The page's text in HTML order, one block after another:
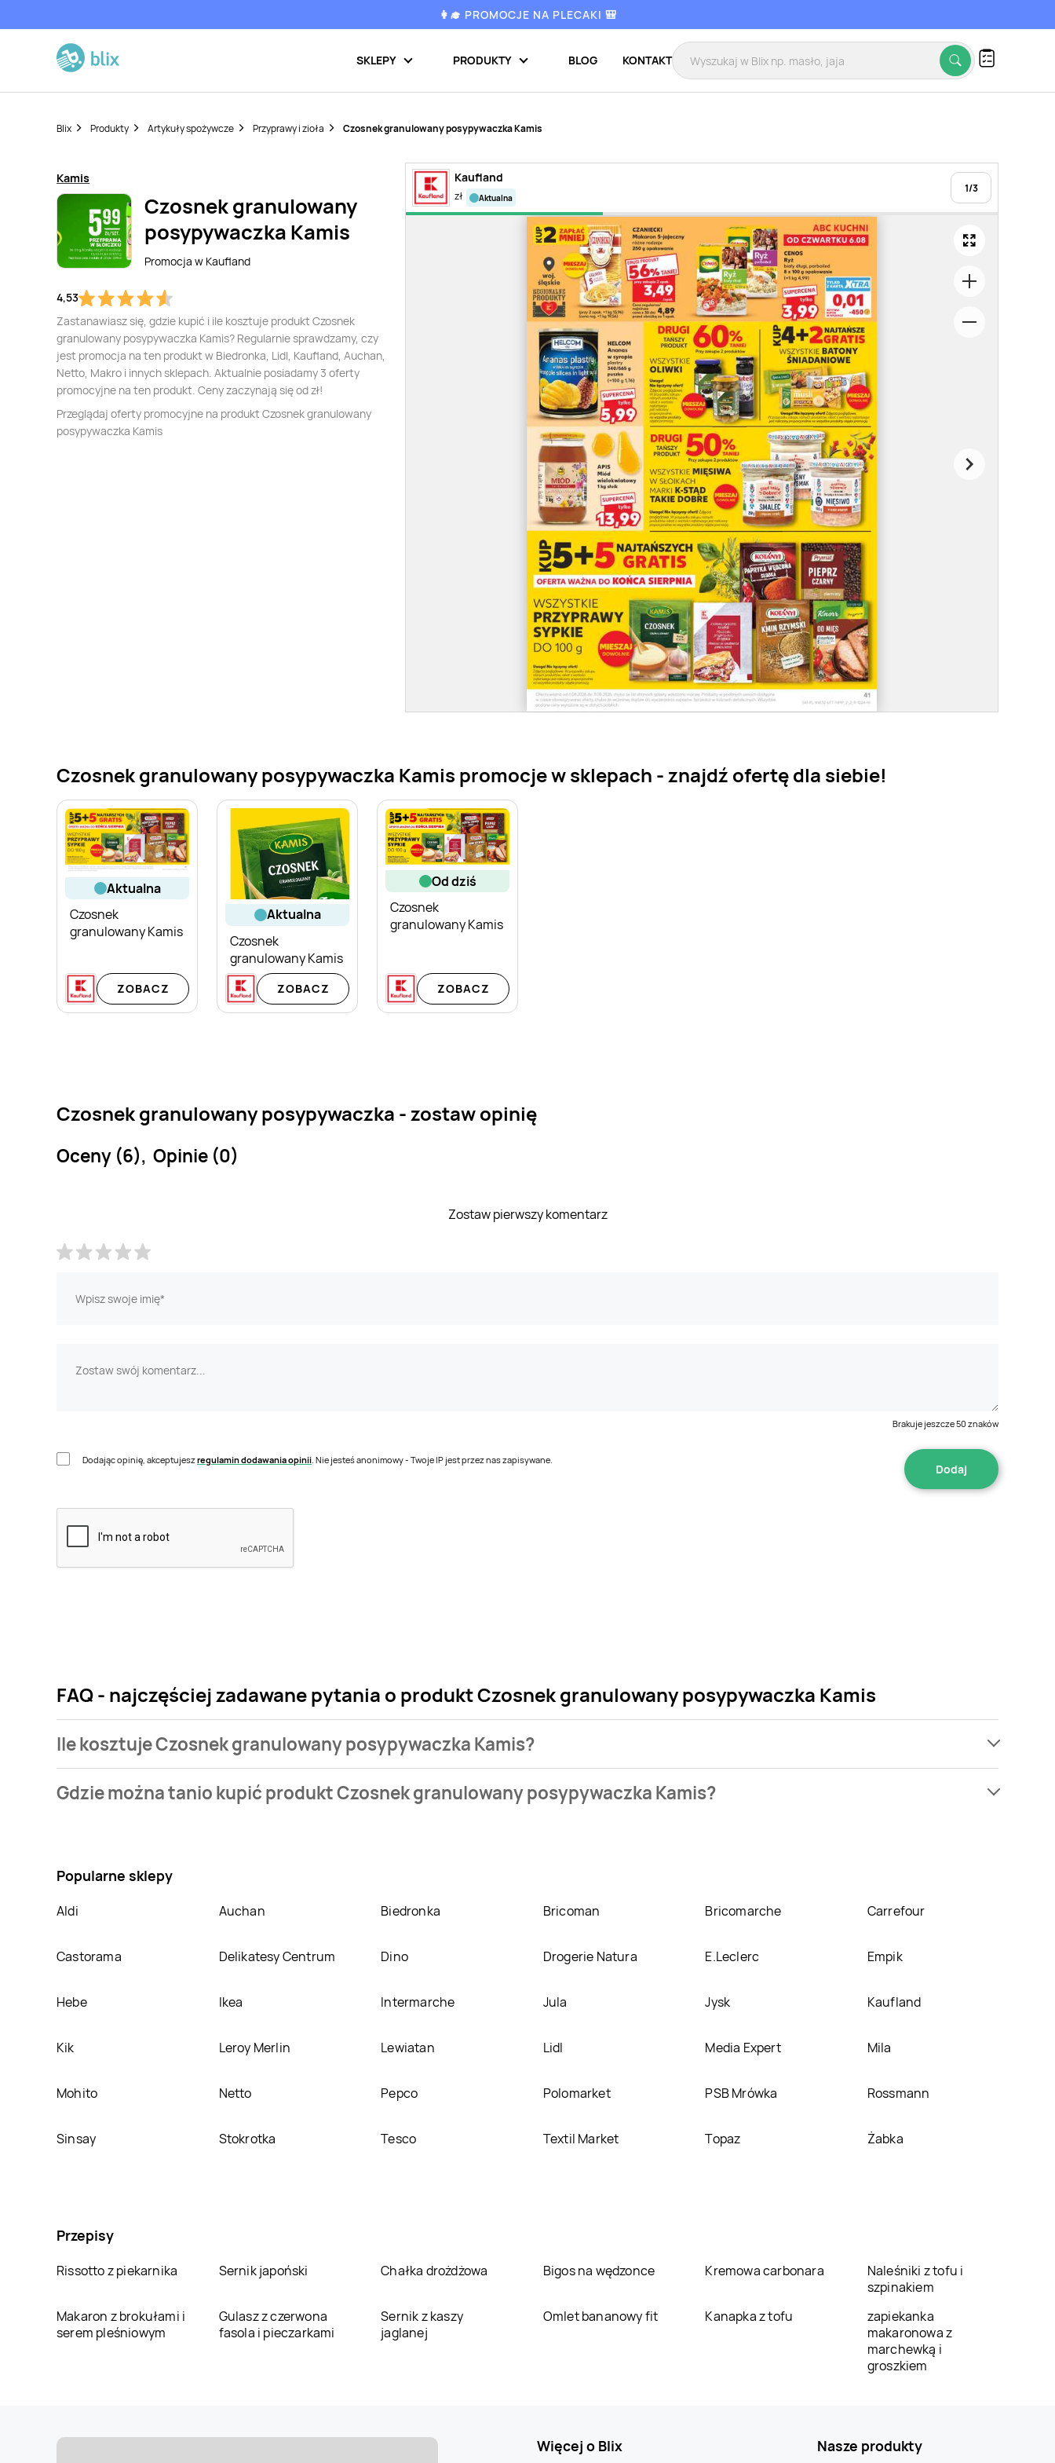
👩‍🎓 PROMOCJE NA PLECAKI 🎒
SKLEPY PRODUKTY BLOG KONTAKT
Blix Produkty Artykuły spożywcze Przyprawy i zioła Czosnek granulowany posypywaczka Kamis
Kamis
Czosnek granulowany
posypywaczka Kamis
Promocja w Kaufland
4,53
Zastanawiasz się, gdzie kupić i ile kosztuje produkt Czosnek
granulowany posypywaczka Kamis? Regularnie sprawdzamy, czy
jest promocja na ten produkt w Biedronka, Lidl, Kaufland, Auchan,
Netto, Makro i innych sklepach. Aktualnie posiadamy 3 oferty
promocyjne na ten produkt. Ceny zaczynają się od zł!
Przeglądaj oferty promocyjne na produkt Czosnek granulowany
posypywaczka Kamis
Kaufland
zł aktualna
1/3
Czosnek granulowany posypywaczka Kamis promocje w sklepach - znajdź ofertę dla siebie!
aktualna
Czosnek
granulowany Kamis
ZOBACZ
aktualna
Czosnek
granulowany Kamis
ZOBACZ
od dziś
Czosnek
granulowany Kamis
ZOBACZ
Czosnek granulowany posypywaczka - zostaw opinię
Oceny (6), Opinie (0)
Zostaw pierwszy komentarz
Brakuje jeszcze50 znaków
Dodając opinię, akceptujeszregulamin dodawania opinii . Nie jesteś anonimowy - Twoje IP jest przez nas zapisywane.
FAQ - najczęściej zadawane pytania o produkt Czosnek granulowany posypywaczka Kamis
Ile kosztuje Czosnek granulowany posypywaczka Kamis?
mamy w naszej bazie jest z sieci Kaufland. Czosnek granulowany posypywaczka Kamis kosztuje aktualnie .Zobacz ofertę
Gdzie można tanio kupić produkt Czosnek granulowany posypywaczka Kamis?
Popularne sklepy
Aldi Auchan Biedronka Bricoman Bricomarche Carrefour
Castorama Delikatesy Centrum Dino Drogerie Natura E.Leclerc Empik
Hebe Ikea Intermarche Jula Jysk Kaufland
Kik Leroy Merlin Lewiatan Lidl Media Expert Mila
Mohito Netto Pepco Polomarket PSB Mrówka Rossmann
Sinsay Stokrotka Tesco Textil Market Topaz Żabka
Przepisy
Rissotto z piekarnika Sernik japoński Chałka drożdżowa Bigos na wędzonce Kremowa carbonara
Naleśniki z tofu i
szpinakiem
Makaron z brokułami i
serem pleśniowym
Gulasz z czerwona
fasola i pieczarkami
Sernik z kaszy
jaglanej
Omlet bananowy fit Kanapka z tofu
zapiekanka
makaronowa z
marchewką i
groszkiem
Więcej o Blix Nasze produkty